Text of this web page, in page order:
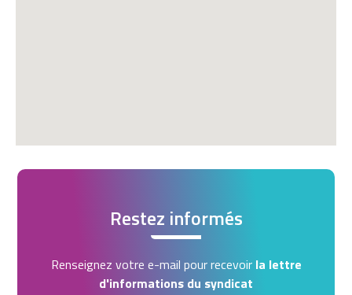
Restez informés
Renseignez votre e-mail pour recevoir la lettre
d'informations du syndicat